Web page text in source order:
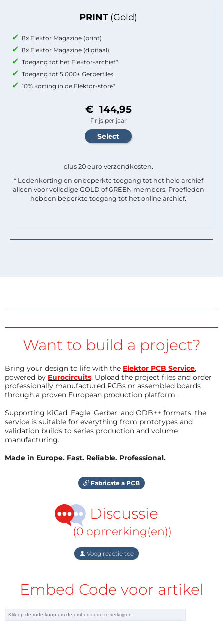
PRINT (Gold)
8x Elektor Magazine (print)
8x Elektor Magazine (digitaal)
Toegang tot het Elektor-archief*
Toegang tot 5.000+ Gerberfiles
10% korting in de Elektor-store*
€ 144,95
Prijs per jaar
plus 20 euro verzendkosten.
* Ledenkorting en onbeperkte toegang tot het hele archief
alleen voor volledige GOLD of GREEN members. Proefleden
hebben beperkte toegang tot het online archief.
Want to build a project?
Bring your design to life with the Elektor PCB Service,
powered by Eurocircuits. Upload the project files and order
professionally manufactured PCBs or assembled boards
through a proven European production platform.
Supporting KiCad, Eagle, Gerber, and ODB++ formats, the
service is suitable for everything from prototypes and
validation builds to series production and volume
manufacturing.
Made in Europe. Fast. Reliable. Professional.
Fabricate a PCB
Discussie
(0 opmerking(en))
Voeg reactie toe
Embed Code voor artikel